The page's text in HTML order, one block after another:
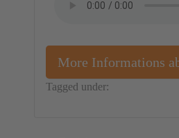
More Informations
Tagged under: